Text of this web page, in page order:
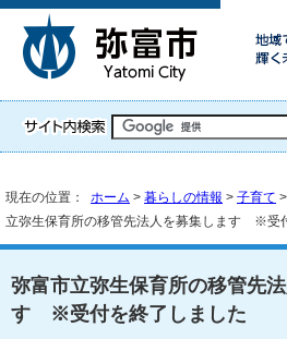
現在の位置： ホーム > 暮らしの情報 > 子育て >
立弥生保育所の移管先法人を募集します ※受
弥富市立弥生保育所の移管先
す ※受付を終了しました